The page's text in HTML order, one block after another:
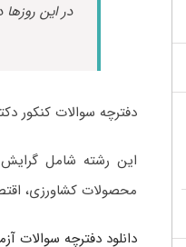
در این روزها
دفترچه سوالات کنکور
این رشته شامل گرایش
محصولات کشاورزی،
دانلود دفترچه سوالات